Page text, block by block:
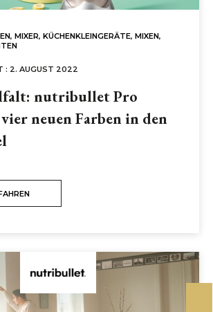
, MIXER, KÜCHENKLEINGERÄTE, MIXEN,
: 2. AUGUST 2022
nutribullet Pro
neuen Farben in den